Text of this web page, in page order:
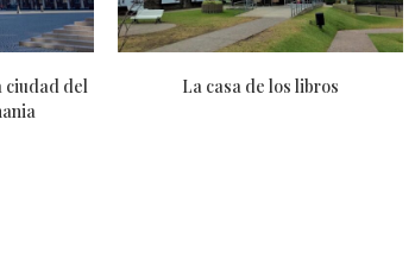
Digno paso a la inmortalidad